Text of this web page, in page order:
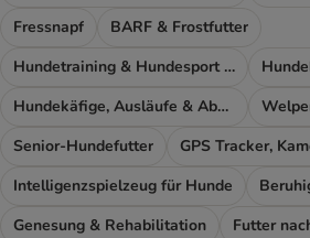
Fressnapf
BARF & Frostfutter
Hundetraining & Hundesport Zubehör
Hundekäfige, Ausläufe & Absperrgitter
Senior-Hundefutter
GPS Tracker,
Intelligenzspielzeug für Hunde
Genesung & Rehabilitation
Futter